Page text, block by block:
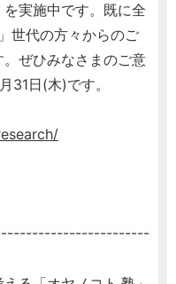
を実施中です。既に全
世代の方々からのご
ぜひみなさまのご意
31日(木)です。